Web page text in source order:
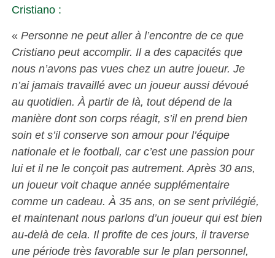
Cristiano :
« Personne ne peut aller à l’encontre de ce que
Cristiano peut accomplir. Il a des capacités que
nous n’avons pas vues chez un autre joueur. Je
n’ai jamais travaillé avec un joueur aussi dévoué
au quotidien. À partir de là, tout dépend de la
manière dont son corps réagit, s’il en prend bien
soin et s’il conserve son amour pour l’équipe
nationale et le football, car c’est une passion pour
lui et il ne le conçoit pas autrement. Après 30 ans,
un joueur voit chaque année supplémentaire
comme un cadeau. À 35 ans, on se sent privilégié,
et maintenant nous parlons d’un joueur qui est bien
au-delà de cela. Il profite de ces jours, il traverse
une période très favorable sur le plan personnel,